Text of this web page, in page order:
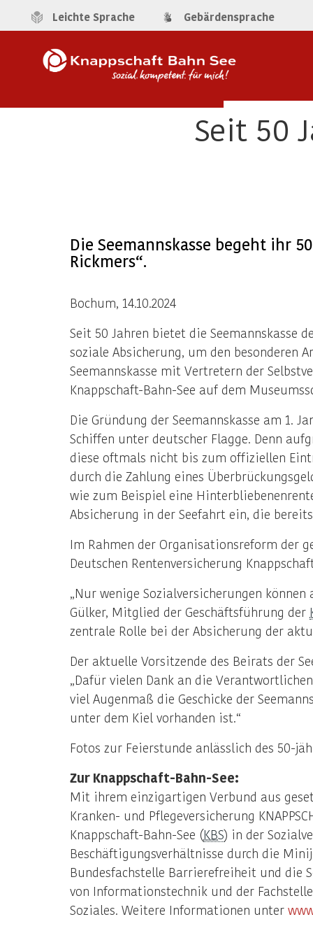
Leichte Sprache Gebärdensprache
Seit 50
Die Seemannskasse begeht ihr
Rickmers“.
Bochum, 14.10.2024
Seit 50 Jahren bietet die Seemannskasse
soziale Absicherung, um den besonderen
Seemannskasse mit Vertretern der
Knappschaft-Bahn-See auf dem
Die Gründung der Seemannskasse am 1.
Schiffen unter deutscher Flagge. Denn
diese oftmals nicht bis zum offiziellen
durch die Zahlung eines
wie zum Beispiel eine
Absicherung in der Seefahrt ein, die
Im Rahmen der Organisationsreform der
Deutschen Rentenversicherung
„Nur wenige Sozialversicherungen
Gülker, Mitglied der Geschäftsführung der
zentrale Rolle bei der Absicherung der
Der aktuelle Vorsitzende des Beirats der
„Dafür vielen Dank an die
viel Augenmaß die Geschicke der
unter dem Kiel vorhanden ist.“
Fotos zur Feierstunde anlässlich des 50-
Zur Knappschaft-Bahn-See:
Mit ihrem einzigartigen Verbund aus
Kranken- und Pflegeversicherung
Knappschaft-Bahn-See (KBS) in der
Beschäftigungsverhältnisse durch die
Bundesfachstelle Barrierefreiheit und die
von Informationstechnik und der
Soziales. Weitere Informationen unter